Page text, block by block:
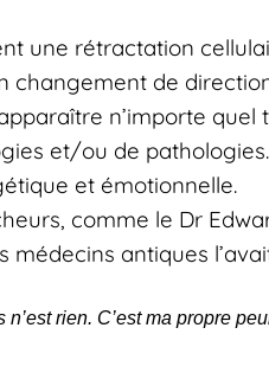
une rétractation
changement de
n’importe quel
et/ou de
et émotionnelle.
comme le Dr
médecins antiques
n’est rien. C’est ma propre